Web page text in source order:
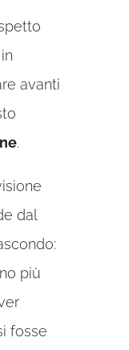
avanti
.
dal
più
fosse